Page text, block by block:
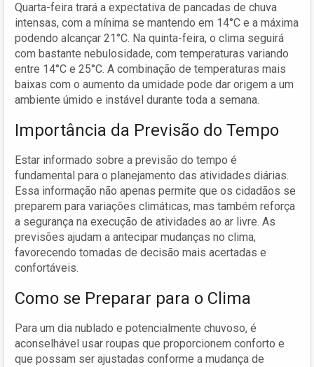
Quarta-feira trará a expectativa de pancadas de chuva
intensas, com a mínima se mantendo em 14°C e a máxima
podendo alcançar 21°C. Na quinta-feira, o clima seguirá
com bastante nebulosidade, com temperaturas variando
entre 14°C e 25°C. A combinação de temperaturas mais
baixas com o aumento da umidade pode dar origem a um
ambiente úmido e instável durante toda a semana.
Importância da Previsão do Tempo
Estar informado sobre a previsão do tempo é
fundamental para o planejamento das atividades diárias.
Essa informação não apenas permite que os cidadãos se
preparem para variações climáticas, mas também reforça
a segurança na execução de atividades ao ar livre. As
previsões ajudam a antecipar mudanças no clima,
favorecendo tomadas de decisão mais acertadas e
confortáveis.
Como se Preparar para o Clima
Para um dia nublado e potencialmente chuvoso, é
aconselhável usar roupas que proporcionem conforto e
que possam ser ajustadas conforme a mudança de